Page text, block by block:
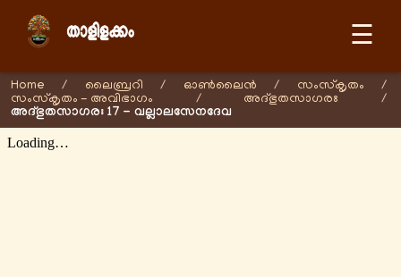
☰
Home / ലൈബ്രറി / ഓണ്‍ലൈന്‍ / സംസ്കൃതം
/
സംസ്കൃതം - അവിഭാഗം
/ അദ്ഭുതസാഗരഃ /
അദ്ഭുതസാഗരഃ 17 - വല്ലാലസേനദേവ